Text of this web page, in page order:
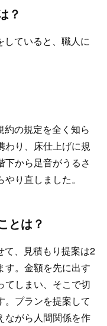
？
していると、職人に
の規定を全く知ら
わり、床仕上げに規
下から足音がうるさ
り直しました。
とは？
て、見積もり提案は2
す。金額を先に出す
てしまい、そこで切
。プランを提案して
ながら人間関係を作